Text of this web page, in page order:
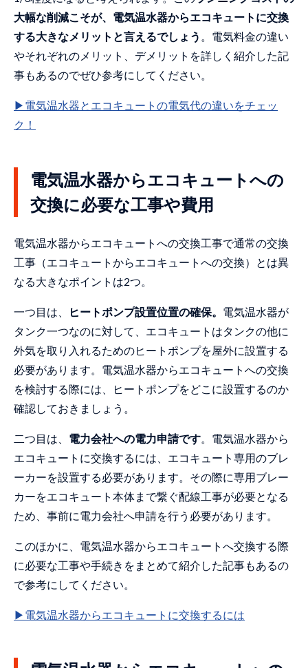
津市）
配管を増設してセミオートからフルオー
トに交換（大阪府大東市）
壁に穴をあけて配管を追加＆フルオート
足場を作成して物干し部屋の電気温水器
を交換（千葉県市川市）
お問い合わせ翌日に交換対応（福島県南
会津郡南会津町）
（大阪府岸和田市）
追い焚き配管を交換してセミオートから
フルオートに（佐賀県鳥栖市）
ブロック塀を乗り越えて電気温水器を撤
去（福岡県久留米市）
経年劣化した電気温水器から多機能なエ
コキュートへ（愛知県豊川市）
宅内設置の電気温水器を寒冷地仕様のEQ
へ交換（新潟県新潟市西蒲区）
金沢市）
経年劣化した電気温水器をEQに交換（福
島県郡山市）
震災で転倒した電気温水器を撤去（福島
県福島市）
駐車スペースにEQを新設（静岡県掛川
市）
ヒーターを配管に巻きつけて凍結防止
（宮城県白石市）
転倒防止金具を排除して壁を穴埋め（宮
大幅な削減こそが、電気温水器からエコキュートに交換
する大きなメリットと言えるでしょう 。電気料金の違い
やそれぞれのメリット、デメリットを詳しく紹介した記
事もあるのでぜひ参考にしてください。
▶電気温水器とエコキュートの電気代の違いをチェッ
ク！
電気温水器からエコキュートへの
交換に必要な工事や費用
電気温水器からエコキュートへの交換工事で通常の交換
工事（エコキュートからエコキュートへの交換）とは異
なる大きなポイントは2つ。
一つ目は、 ヒートポンプ設置位置の確保。 電気温水器が
タンク一つなのに対して、エコキュートはタンクの他に
外気を取り入れるためのヒートポンプを屋外に設置する
必要があります。電気温水器からエコキュートへの交換
を検討する際には、ヒートポンプをどこに設置するのか
確認しておきましょう。
二つ目は、 電力会社への電力申請です。電気温水器から
エコキュートに交換するには、エコキュート専用のブレ
ーカーを設置する必要があります。その際に専用ブレー
カーをエコキュート本体まで繋ぐ配線工事が必要となる
ため、事前に電力会社へ申請を行う必要があります。
このほかに、電気温水器からエコキュートへ交換する際
に必要な工事や手続きをまとめて紹介した記事もあるの
で参考にしてください。
▶電気温水器からエコキュートに交換するには